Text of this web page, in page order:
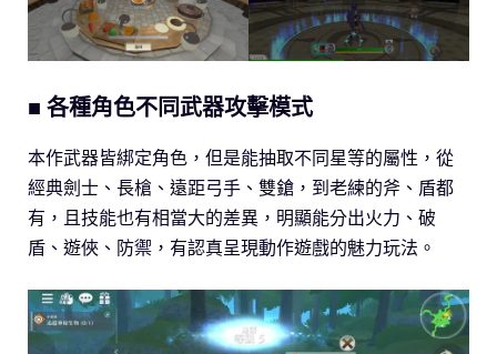
■ 各種角色不同武器攻擊模式
本作武器皆綁定角色，但是能抽取不同星等的屬性，從
經典劍士、長槍、遠距弓手、雙鎗，到老練的斧、盾都
有，且技能也有相當大的差異，明顯能分出火力、破
盾、遊俠、防禦，有認真呈現動作遊戲的魅力玩法。